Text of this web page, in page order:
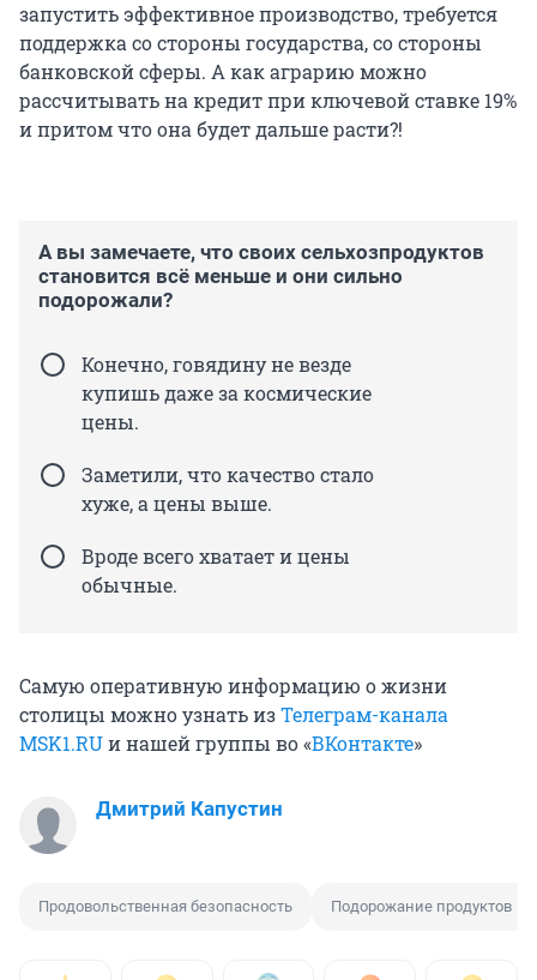
запустить эффективное производство, требуется
поддержка со стороны государства, со стороны
банковской сферы. А как аграрию можно
рассчитывать на кредит при ключевой ставке 19%
и притом что она будет дальше расти?!
А вы замечаете, что своих сельхозпродуктов
становится всё меньше и они сильно
подорожали?
Конечно, говядину не везде
купишь даже за космические
цены.
Заметили, что качество стало
хуже, а цены выше.
Вроде всего хватает и цены
обычные.
Самую оперативную информацию о жизни
столицы можно узнать изТелеграм-канала
MSK1.RUи нашей группы во «ВКонтакте»
Дмитрий Капустин
Продовольственная безопасность Подорожание продуктов